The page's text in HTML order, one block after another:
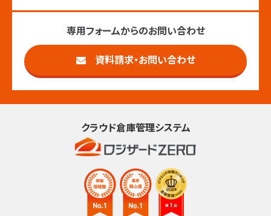
専用フォームからのお問い合わせ
資料請求・お問い合わせ
クラウド倉庫管理システム